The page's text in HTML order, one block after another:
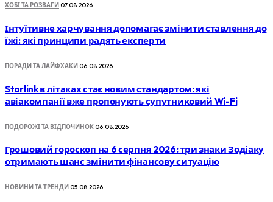
ХОБІ ТА РОЗВАГИ07.08.2026
Інтуїтивне харчування допомагає змінити ставлення до
їжі: які принципи радять експерти
ПОРАДИ ТА ЛАЙФХАКИ06.08.2026
Starlink в літаках стає новим стандартом: які
авіакомпанії вже пропонують супутниковий Wi-Fi
ПОДОРОЖІ ТА ВІДПОЧИНОК06.08.2026
Грошовий гороскоп на 6 серпня 2026: три знаки Зодіаку
отримають шанс змінити фінансову ситуацію
НОВИНИ ТА ТРЕНДИ 05.08.2026